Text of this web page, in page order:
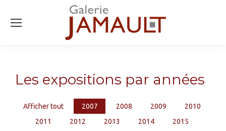
Les expositions par années
Afficher tout 2007 2008 2009
2010
2011
2012 2013 2014 2015